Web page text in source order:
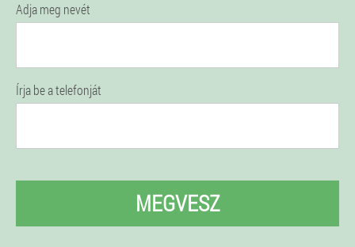
Adja meg nevét
Írja be a telefonját
MEGVESZ